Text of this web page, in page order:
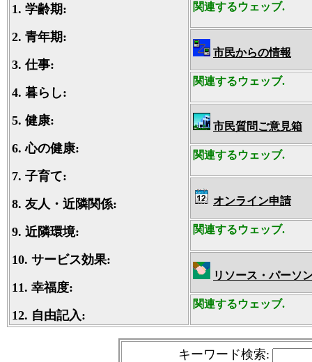
1. 学齢期:
2. 青年期:
3.仕事:
4. 暮らし:
5. 健康:
6.心の健康:
7. 子育て:
8. 友人・近隣関係:
9. 近隣環境:
10. サービス効果:
11. 幸福度:
12. 自由記入:
関連するウェッブ.
市民からの情報
関連するウェッブ.
市民質問ご意見箱
関連するウェッブ.
オンライン申請
関連するウェッブ.
リソース・パーソ
関連するウェッブ.
キーワード検索: